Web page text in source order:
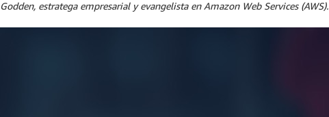
estratega empresarial y evangelista en Amazon Web Services (AWS).